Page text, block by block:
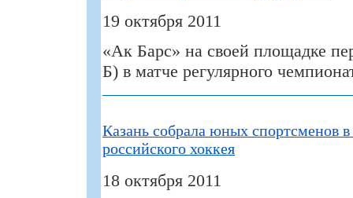
19 октября 2011
«Ак Барс» на своей площадке
Б) в матче регулярного
Казань собрала юных спортсменов в
российского хоккея
18 октября 2011